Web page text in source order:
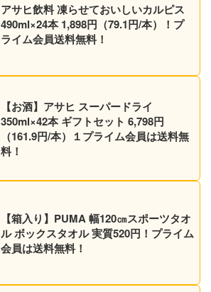
アサヒ飲料 凍らせておいしいカルピス
490ml×24本 1,898円（79.1円/本）！プ
ライム会員送料無料！
【お酒】アサヒ スーパードライ
350ml×42本 ギフトセット 6,798円
（161.9円/本）１プライム会員は送料無
料！
【箱入り】PUMA 幅120㎝スポーツタオ
ル ボックスタオル 実質520円！プライム
会員は送料無料！